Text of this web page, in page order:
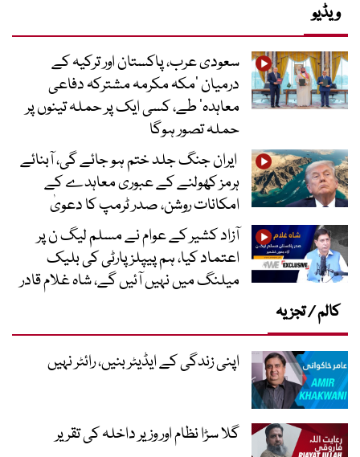
ویڈیو
سعودی عرب، پاکستان اور ترکیہ کے
درمیان ’مکہ مکرمہ مشترکہ دفاعی
معاہدہ‘ طے، کسی ایک پر حملہ تینوں پر
حملہ تصور ہوگا
ایران جنگ جلد ختم ہو جائے گی، آبنائے
ہرمز کھولنے کے عبوری معاہدے کے
امکانات روشن، صدر ٹرمپ کا دعویٰ
آزاد کشیر کے عوام نے مسلم لیگ ن پر
اعتماد کیا، ہم پیپلز پارٹی کی بلیک
میلنگ میں نہیں آئیں گے، شاہ غلام قادر
کالم / تجزیہ
اپنی زندگی کے ایڈیٹر بنیں، رائٹر نہیں
گلا سڑا نظام اور وزیر داخلہ کی تقریر